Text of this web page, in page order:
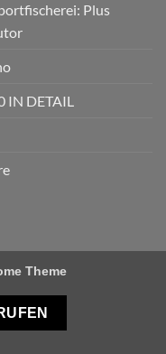
Plus
IN DETAIL
Theme